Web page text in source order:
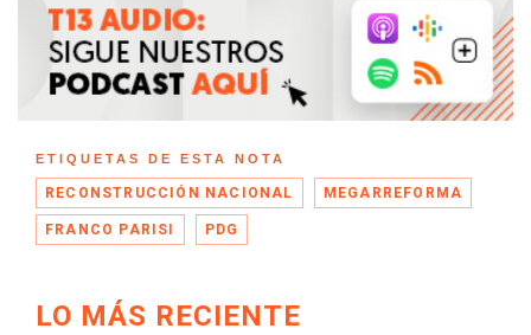
ETIQUETAS DE ESTA NOTA
RECONSTRUCCIÓN NACIONAL MEGARREFORMA
FRANCO PARISI PDG
LO MÁS RECIENTE